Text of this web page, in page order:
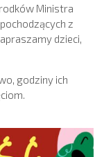
Ministra
z
dzieci,
godziny ich